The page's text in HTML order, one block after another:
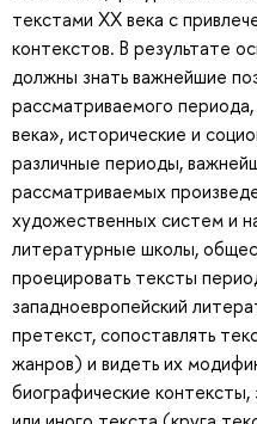
текстами XX века с
контекстов. В результате
должны знать важнейшие
рассматриваемого
века», исторические и
различные периоды,
рассматриваемых
художественных систем и
литературные школы,
проецировать тексты
западноевропейский
претекст, сопоставлять
жанров) и видеть их
биографические